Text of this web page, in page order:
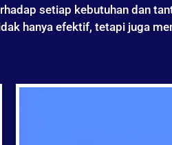
setiap kebutuhan dan
hanya efektif, tetapi juga